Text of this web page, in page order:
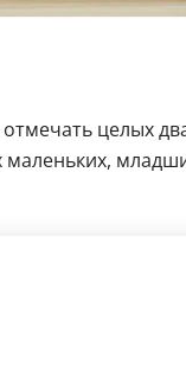
отмечать целых